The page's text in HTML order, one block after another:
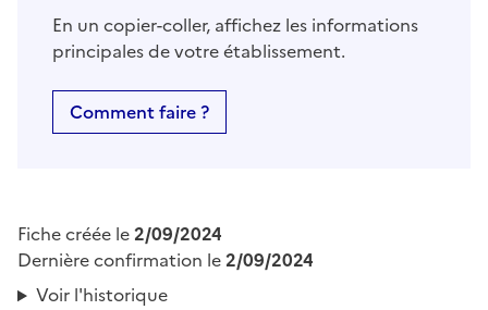
En un copier-coller, affichez les informations
principales de votre établissement.
Comment faire ?
Fiche créée le2/09/2024
Dernière confirmation le2/09/2024
Voir l'historique